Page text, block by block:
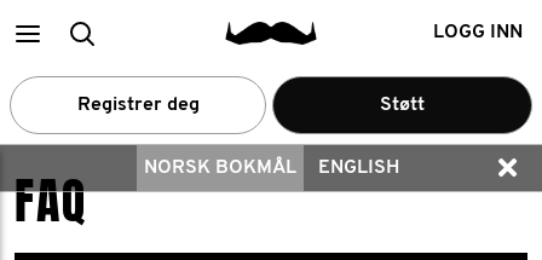
Main
menu
Medlemssøk LOGG INN
Registrer deg Støtt
NORSK BOKMÅL ENGLISH
FAQ